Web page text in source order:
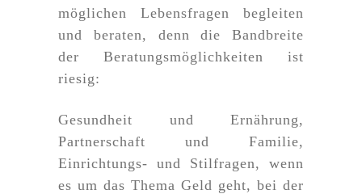
möglichen Lebensfragen begleiten
und beraten, denn die Bandbreite
der Beratungsmöglichkeiten ist
riesig:
Gesundheit und Ernährung,
Partnerschaft und Familie,
Einrichtungs- und Stilfragen, wenn
es um das Thema Geld geht, bei der